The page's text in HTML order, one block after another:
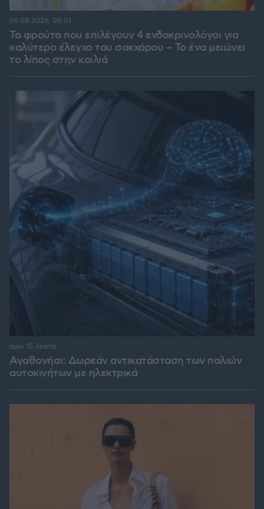
Τα φρούτα που επιλέγουν 4 ενδοκρινολόγοι για
καλύτερο έλεγχο του σακχάρου – Το ένα μειώνει
το λίπος στην κοιλιά
06.08.2026, 08:01
Αγαθονήσι: Δωρεάν αντικατάσταση των παλιών
αυτοκινήτων με ηλεκτρικά
πριν 15 λεπτά